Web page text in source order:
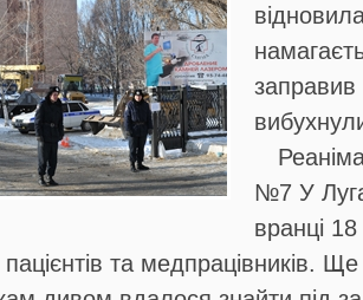
№7 У
вранці
та медпрацівників. Ще